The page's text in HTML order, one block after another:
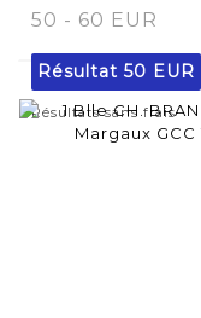
50 - 60 EUR
Résultat 50 EUR
Résultats sans frais